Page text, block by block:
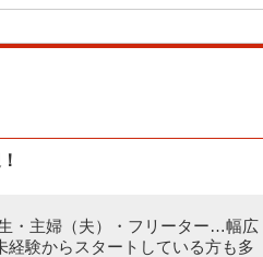
・主婦（夫）・フリーター…幅広
経験からスタートしている方も多